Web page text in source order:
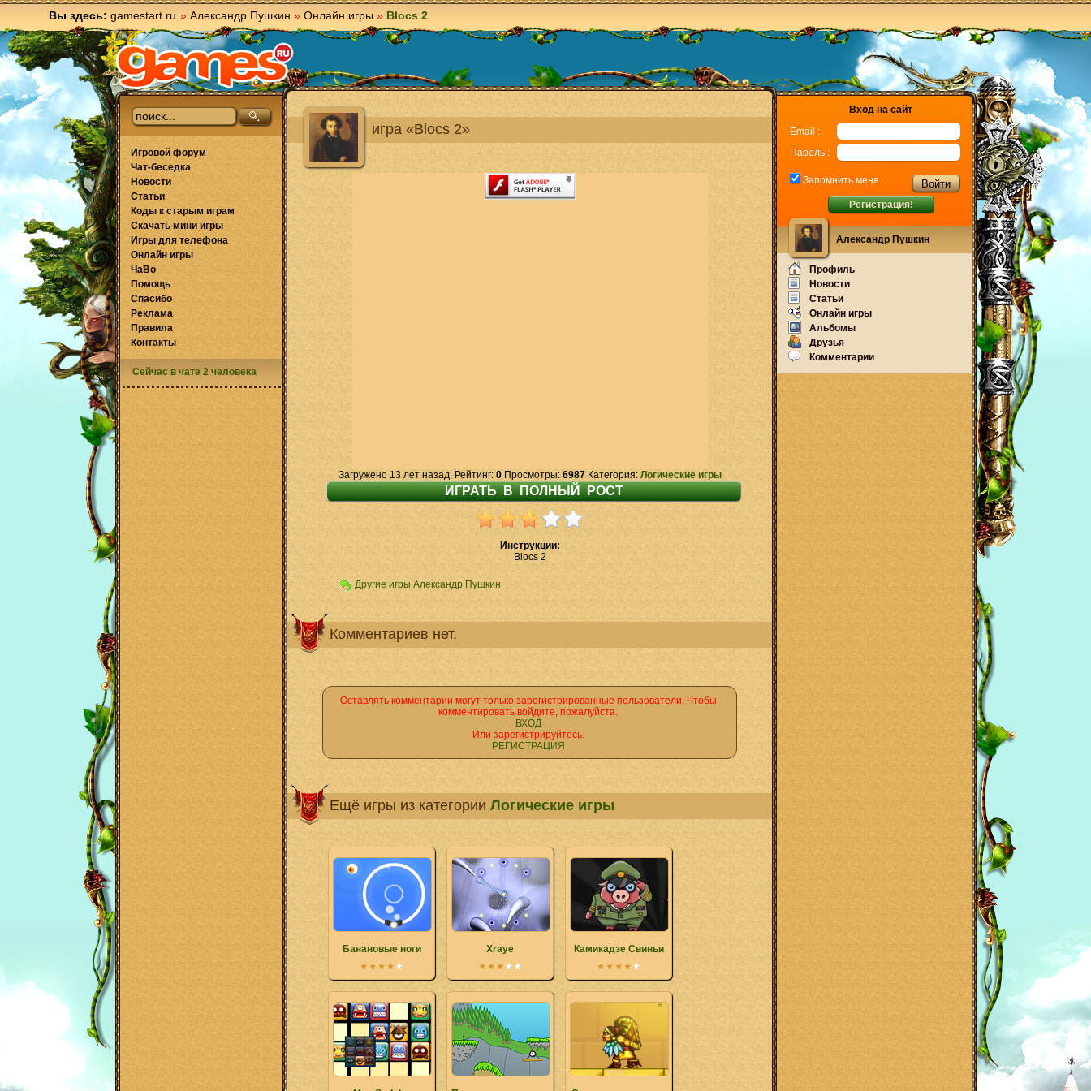
Вы здесь: gamestart.ru » Александр Пушкин » Онлайн игры » Blocs 2
игра «Blocs 2»
Загружено 13 лет назад. Рейтинг: 0Просмотры: 6987Категория: Логические игры
Инструкции:
Blocs 2
Другие игры Александр Пушкин
Комментариев нет.
Оставлять комментарии могут только зарегистрированные пользователи. Чтобы
комментировать войдите, пожалуйста.
ВХОД
Или зарегистрируйтесь.
РЕГИСТРАЦИЯ
Ещё игры из категории Логические игры
Банановые ноги Xraye Камикадзе Свиньи
Игровой форум
Чат-беседка
Новости
Статьи
Коды к старым играм
Скачать мини игры
Игры для телефона
Онлайн игры
ЧаВо
Помощь
Спасибо
Реклама
Правила
Контакты
Сейчас в чате 2 человека
Вход на сайт
Email :
Пароль :
Запомнить меня
Регистрация!
Александр Пушкин
Профиль
Новости
Статьи
Онлайн игры
Альбомы
Друзья
Комментарии